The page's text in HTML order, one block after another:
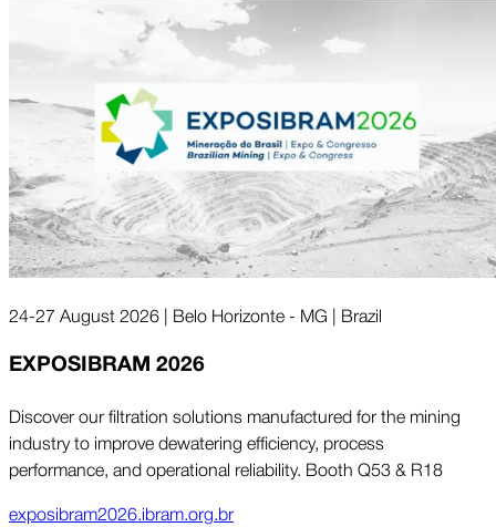
24-27 August 2026 | Belo Horizonte - MG | Brazil
EXPOSIBRAM 2026
Discover our filtration solutions manufactured for the mining
industry to improve dewatering efficiency, process
performance, and operational reliability. Booth Q53 & R18
exposibram2026.ibram.org.br